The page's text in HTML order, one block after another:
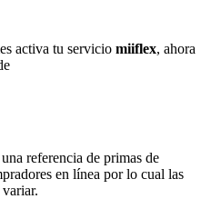
activa tu servicio miiflex, ahora
referencia de primas de
en línea por lo cual las